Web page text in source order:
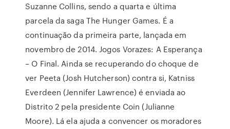
Suzanne Collins, sendo a quarta e última
parcela da saga The Hunger Games. É a
continuação da primeira parte, lançada em
novembro de 2014. Jogos Vorazes: A Esperança
– O Final. Ainda se recuperando do choque de
ver Peeta (Josh Hutcherson) contra si, Katniss
Everdeen (Jennifer Lawrence) é enviada ao
Distrito 2 pela presidente Coin (Julianne
Moore). Lá ela ajuda a convencer os moradores